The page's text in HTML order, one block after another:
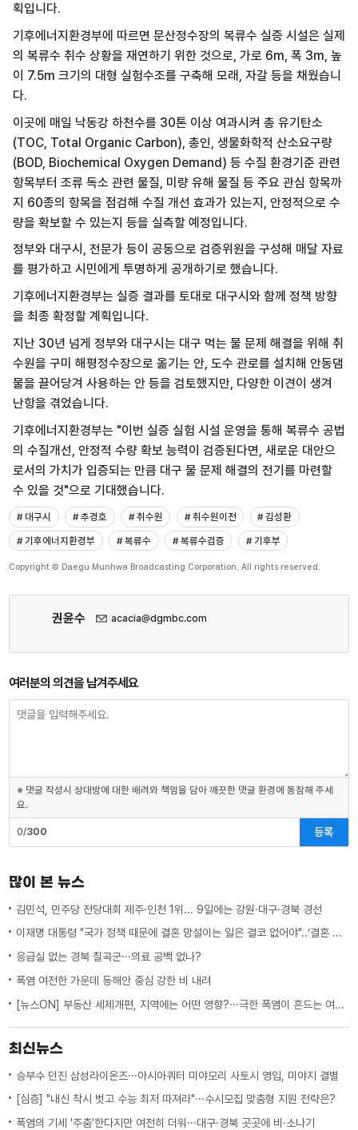
획입니다.
기후에너지환경부에 따르면 문산정수장의 복류수 실증 시설은 실제
의 복류수 취수 상황을 재연하기 위한 것으로, 가로 6m, 폭 3m, 높
이 7.5m 크기의 대형 실험수조를 구축해 모래, 자갈 등을 채웠습니
다.
이곳에 매일 낙동강 하천수를 30톤 이상 여과시켜 총 유기탄소
(TOC, Total Organic Carbon), 총인, 생물화학적 산소요구량
(BOD, Biochemical Oxygen Demand) 등 수질 환경기준 관련
항목부터 조류 독소 관련 물질, 미량 유해 물질 등 주요 관심 항목까
지 60종의 항목을 점검해 수질 개선 효과가 있는지, 안정적으로 수
량을 확보할 수 있는지 등을 실측할 예정입니다.
정부와 대구시, 전문가 등이 공동으로 검증위원을 구성해 매달 자료
를 평가하고 시민에게 투명하게 공개하기로 했습니다.
기후에너지환경부는 실증 결과를 토대로 대구시와 함께 정책 방향
을 최종 확정할 계획입니다.
지난 30년 넘게 정부와 대구시는 대구 먹는 물 문제 해결을 위해 취
수원을 구미 해평정수장으로 옮기는 안, 도수 관로를 설치해 안동댐
물을 끌어당겨 사용하는 안 등을 검토했지만, 다양한 이견이 생겨
난항을 겪었습니다.
기후에너지환경부는 "이번 실증 실험 시설 운영을 통해 복류수 공법
의 수질개선, 안정적 수량 확보 능력이 검증된다면, 새로운 대안으
로서의 가치가 입증되는 만큼 대구 물 문제 해결의 전기를 마련할
수 있을 것"으로 기대했습니다.
# 대구시 # 추경호 # 취수원 # 취수원이전
# 김성환
# 기후에너지환경부
# 복류수 # 복류수검증 # 기후부
Copyright © Daegu Munhwa Broadcasting Corporation. All rights reserved.
권윤수 acacia@dgmbc.com
여러분의 의견을 남겨주세요
※ 댓글 작성시 상대방에 대한 배려와 책임을 담아 깨끗한 댓글 환경에 동참해 주세
요.
0/300 등록
많이 본 뉴스
김민석, 민주당 전당대회 제주·인천 1위... 9일에는 강원·대구·경북 경선
이재명 대통령 "국가 정책 때문에 결혼 망설이는 일은 결코 없어야"..‘결혼 페널티’ 제도 상 불이익 면밀히 조사 지시
응급실 없는 경북 칠곡군···의료 공백 없나?
폭염 여전한 가운데 동해안 중심 강한 비 내려
[뉴스ON] 부동산 세제개편, 지역에는 어떤 영향?···극한 폭염이 흔드는 여름 일상
최신뉴스
승부수 던진 삼성라이온즈···아시아쿼터 미야모리 사토시 영입, 미야지 결별
[심층] "내신 착시 벗고 수능 최저 따져라"···수시모집 맞춤형 지원 전략은?
폭염의 기세 '주춤'한다지만 여전히 더워···대구·경북 곳곳에 비·소나기